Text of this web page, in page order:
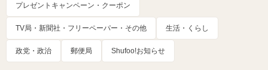
プレゼントキャンペーン・クーポン
TV局・新聞社・フリーペーパー・その他 生活・くらし
政党・政治 郵便局 Shufoo!お知らせ